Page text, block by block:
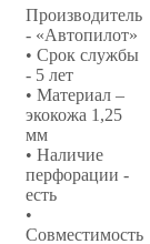
Производитель
- «Автопилот»
• Срок службы
- 5 лет
• Материал –
экокожа 1,25
мм
• Наличие
перфорации -
есть
•
Совместимость